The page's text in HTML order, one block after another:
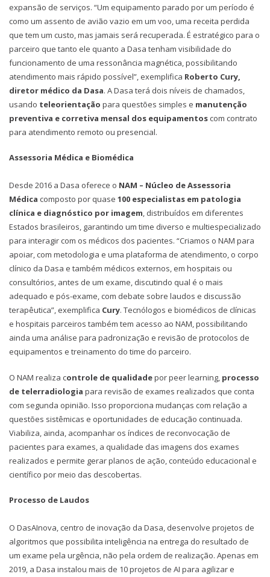
expansão de serviços. “Um equipamento parado por um período é
como um assento de avião vazio em um voo, uma receita perdida
que tem um custo, mas jamais será recuperada. É estratégico para o
parceiro que tanto ele quanto a Dasa tenham visibilidade do
funcionamento de uma ressonância magnética, possibilitando
atendimento mais rápido possível”, exemplifica Roberto Cury,
diretor médico da Dasa. A Dasa terá dois níveis de chamados,
usando teleorientação para questões simples e manutenção
preventiva e corretiva mensal dos equipamentos com contrato
para atendimento remoto ou presencial.
Assessoria Médica e Biomédica
Desde 2016 a Dasa oferece o NAM – Núcleo de Assessoria
Médica composto por quase 100 especialistas em patologia
clínica e diagnóstico por imagem, distribuídos em diferentes
Estados brasileiros, garantindo um time diverso e multiespecializado
para interagir com os médicos dos pacientes. “Criamos o NAM para
apoiar, com metodologia e uma plataforma de atendimento, o corpo
clínico da Dasa e também médicos externos, em hospitais ou
consultórios, antes de um exame, discutindo qual é o mais
adequado e pós-exame, com debate sobre laudos e discussão
terapêutica”, exemplifica Cury. Tecnólogos e biomédicos de clínicas
e hospitais parceiros também tem acesso ao NAM, possibilitando
ainda uma análise para padronização e revisão de protocolos de
equipamentos e treinamento do time do parceiro.
O NAM realiza controle de qualidadepor peer learning, processo
de telerradiologia para revisão de exames realizados que conta
com segunda opinião. Isso proporciona mudanças com relação a
questões sistêmicas e oportunidades de educação continuada.
Viabiliza, ainda, acompanhar os índices de reconvocação de
pacientes para exames, a qualidade das imagens dos exames
realizados e permite gerar planos de ação, conteúdo educacional e
científico por meio das descobertas.
Processo de Laudos
O DasAInova, centro de inovação da Dasa, desenvolve projetos de
algoritmos que possibilita inteligência na entrega do resultado de
um exame pela urgência, não pela ordem de realização. Apenas em
2019, a Dasa instalou mais de 10 projetos de AI para agilizar e